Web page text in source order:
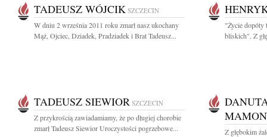
TADEUSZ WÓJCIK SZCZECIN
W dniu 2 września 2011 roku zmarł nasz ukochany
Mąż, Ojciec, Dziadek, Pradziadek i Brat Tadeusz...
"Życie dopóty
bliskich". Z
TADEUSZ SIEWIOR SZCZECIN
Z przykrością zawiadamiamy, że po długiej chorobie
zmarł Tadeusz Siewior Uroczystości pogrzebowe...
Z głębokim